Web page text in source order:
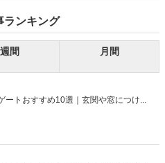
ランキング
週間 月間
ートおすすめ10選｜玄関や窓につけ...